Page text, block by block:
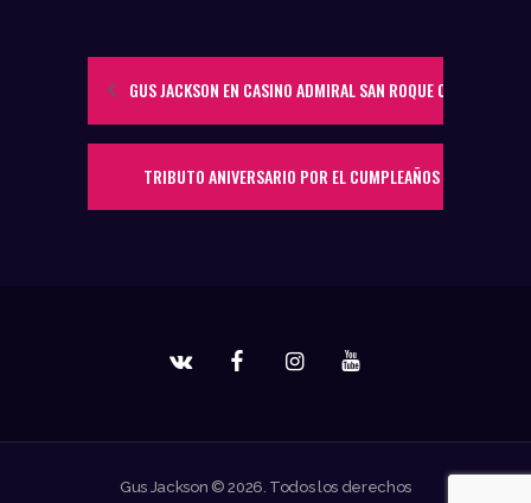
GUS JACKSON EN CASINO ADMIRAL SAN ROQUE CÁDIZ
TRIBUTO ANIVERSARIO POR EL CUMPLEAÑOS DE
Gus Jackson © 2026. Todos los derechos